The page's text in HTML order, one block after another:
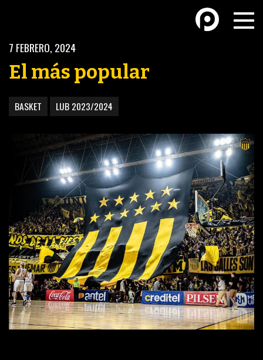
FUTSAL FUTSAL FEMENINO
ACTUALIDAD
3ERA DIVISIÓN
FORMATIVAS
OTROS DEPORTES
ATLETISMO
HANDBALL
7 FEBRERO, 2024
El más popular
BASKET LUB 2023/2024